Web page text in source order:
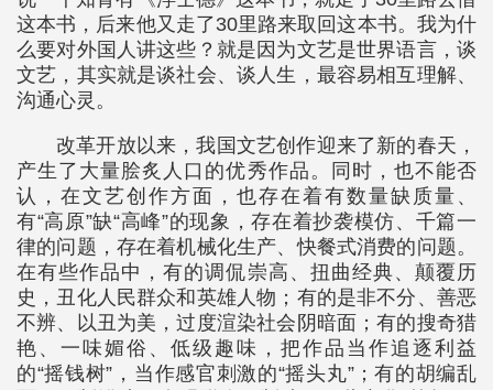
这本书，后来他又走了30里路来取回这本书。我为什
么要对外国人讲这些？就是因为文艺是世界语言，谈
文艺，其实就是谈社会、谈人生，最容易相互理解、
沟通心灵。
改革开放以来，我国文艺创作迎来了新的春天，
产生了大量脍炙人口的优秀作品。同时，也不能否
认，在文艺创作方面，也存在着有数量缺质量、
有“高原”缺“高峰”的现象，存在着抄袭模仿、千篇一
律的问题，存在着机械化生产、快餐式消费的问题。
在有些作品中，有的调侃崇高、扭曲经典、颠覆历
史，丑化人民群众和英雄人物；有的是非不分、善恶
不辨、以丑为美，过度渲染社会阴暗面；有的搜奇猎
艳、一味媚俗、低级趣味，把作品当作追逐利益
的“摇钱树”，当作感官刺激的“摇头丸”；有的胡编乱